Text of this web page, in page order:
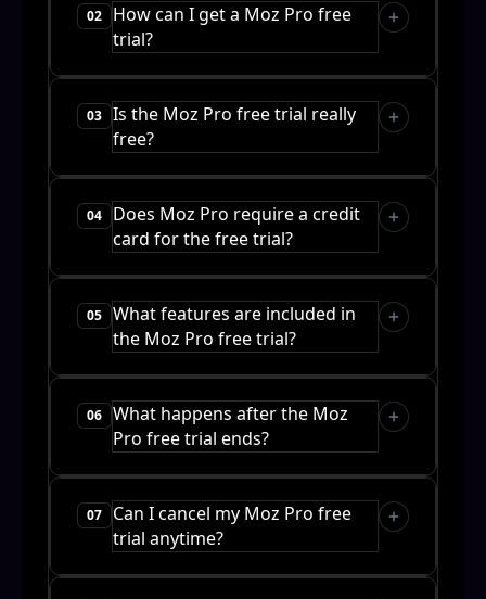
02
How can I get a Moz Pro free
trial?
03 Is the Moz Pro free trial really
free?
04
Does Moz Pro require a credit
card for the free trial?
05 What features are included in
the Moz Pro free trial?
06 What happens after the Moz
Pro free trial ends?
07
Can I cancel my Moz Pro free
trial anytime?